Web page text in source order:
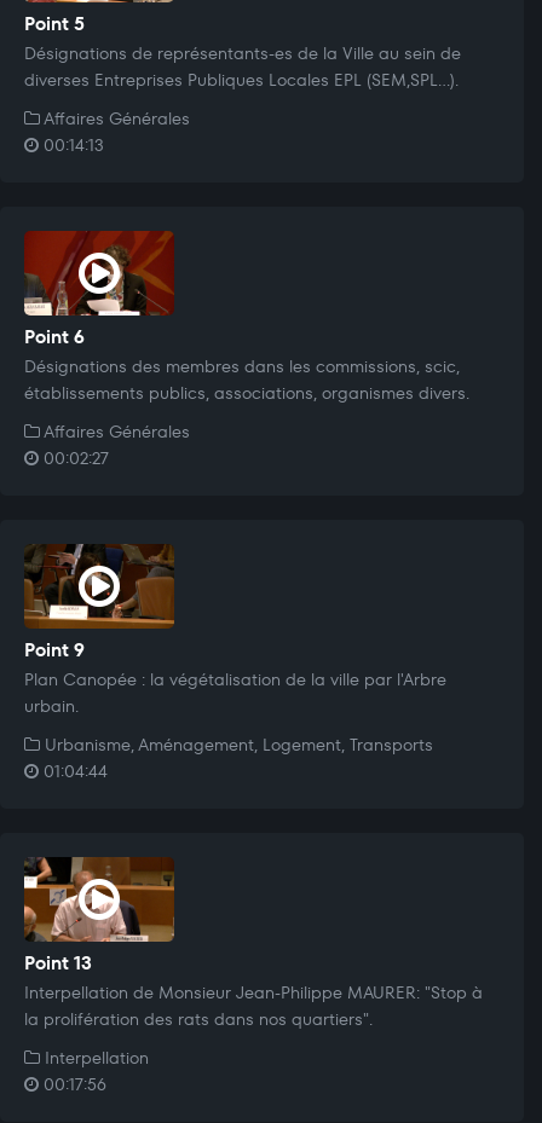
Point 5
Désignations de représentants-es de la Ville au sein de
diverses Entreprises Publiques Locales EPL (SEM,SPL...).
Affaires Générales
00:14:13
Point 6
Désignations des membres dans les commissions, scic,
établissements publics, associations, organismes divers.
Affaires Générales
00:02:27
Point 9
Plan Canopée : la végétalisation de la ville par l'Arbre
urbain.
Urbanisme, Aménagement, Logement, Transports
01:04:44
Point 13
Interpellation de Monsieur Jean-Philippe MAURER: "Stop à
la prolifération des rats dans nos quartiers".
Interpellation
00:17:56